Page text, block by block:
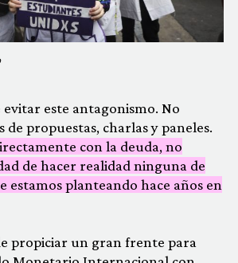
este antagonismo. No
de propuestas, charlas y paneles.
con la deuda, no
de hacer realidad ninguna de
estamos planteando hace años en
propiciar un gran frente para